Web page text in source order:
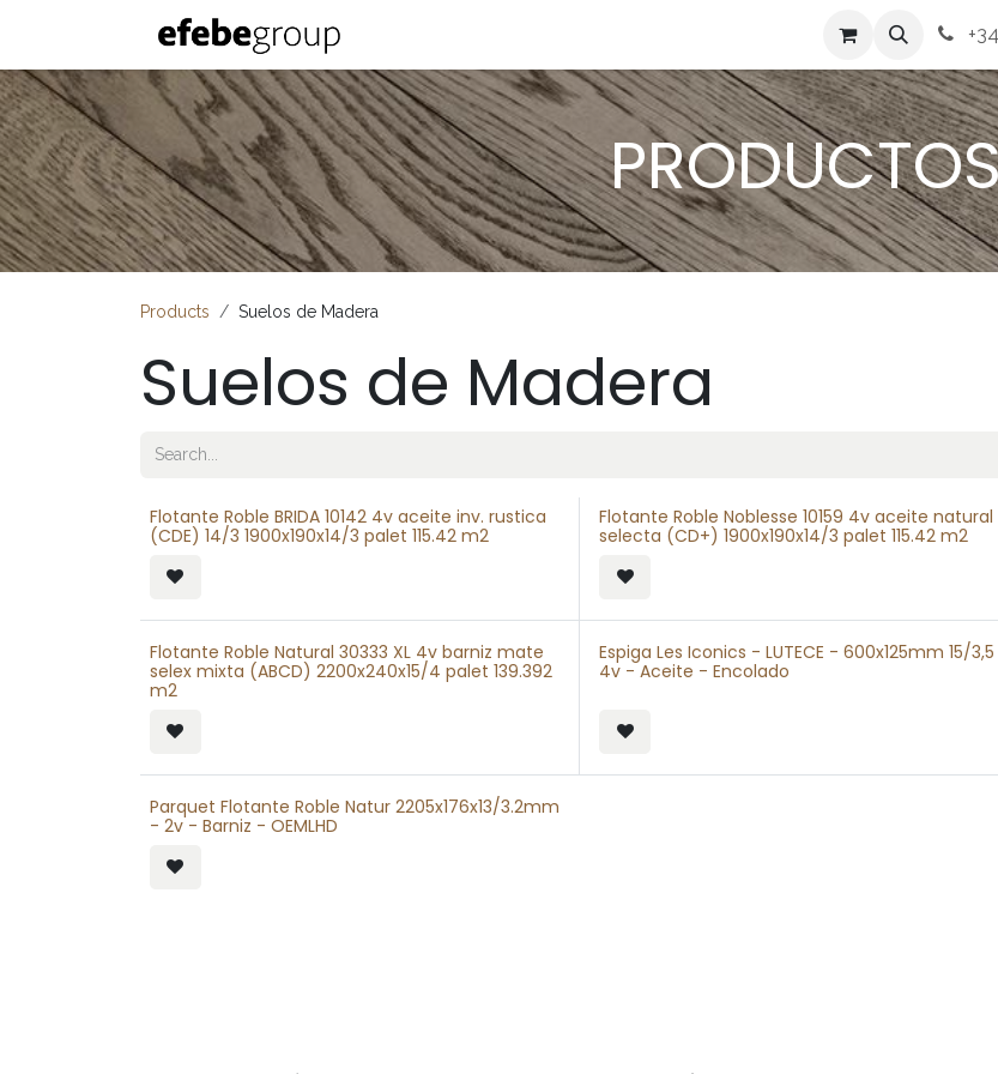
Products Suelos de Madera
Suelos de Madera
Flotante Roble BRIDA 10142 4v aceite inv. rustica
(CDE) 14/3 1900x190x14/3 palet 115.42 m2
Flotante Roble Noblesse 10159 4v aceite natural
selecta (CD+) 1900x190x14/3 palet 115.42 m2
Flotante Roble Natural 30333 XL 4v barniz mate
selex mixta (ABCD) 2200x240x15/4 palet 139.392
m2
Espiga Les Iconics - LUTECE - 600x125mm 15/
4v - Aceite - Encolado
Parquet Flotante Roble Natur 2205x176x13/3.2mm
- 2v - Barniz - OEMLHD